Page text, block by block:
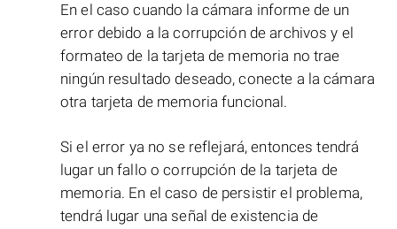
En el caso cuando la cámara informe de un
error debido a la corrupción de archivos y el
formateo de la tarjeta de memoria no trae
ningún resultado deseado, conecte a la cámara
otra tarjeta de memoria funcional.
Si el error ya no se reflejará, entonces tendrá
lugar un fallo o corrupción de la tarjeta de
memoria. En el caso de persistir el problema,
tendrá lugar una señal de existencia de